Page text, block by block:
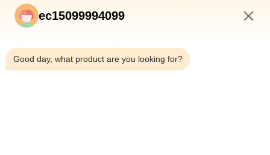
ec15099994099
Good day, what product are you looking for?